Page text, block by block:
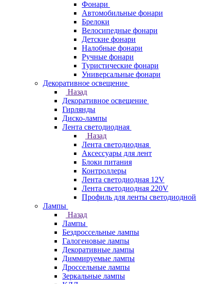
Фонари
Автомобильные фонари
Брелоки
Велосипедные фонари
Детские фонари
Налобные фонари
Ручные фонари
Туристические фонари
Универсальные фонари
Декоративное освещение
Назад
Декоративное освещение
Гирлянды
Диско-лампы
Лента светодиодная
Назад
Лента светодиодная
Аксессуары для лент
Блоки питания
Контроллеры
Лента светодиодная 12V
Лента светодиодная 220V
Профиль для ленты светодиодной
Лампы
Назад
Лампы
Бездроссельные лампы
Галогеновые лампы
Декоративные лампы
Диммируемые лампы
Дроссельные лампы
Зеркальные лампы